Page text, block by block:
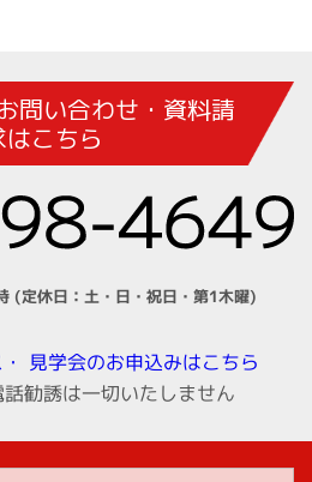
問い合わせ・資料請
はこちら
(定休日：土・日・祝日・第1木曜)
見学会のお申込みはこちら
勧誘は一切いたしません